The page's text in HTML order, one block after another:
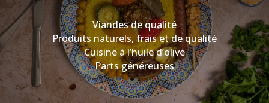
Viandes de qualité
Produits naturels, frais et de qualité
Cuisine à l’huile d’olive
Parts généreuses